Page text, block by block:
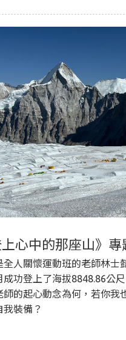
心中的那座山》專
全人關懷運動班的老師林士
成功登上了海拔8848.86公
師的起心動念為何，若你我
裝備？